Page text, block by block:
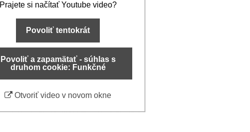
Prajete si načítať Youtube video?
Povoliť tentokrát
Povoliť a zapamätať - súhlas s
druhom cookie: Funkčné
Otvoriť video v novom okne